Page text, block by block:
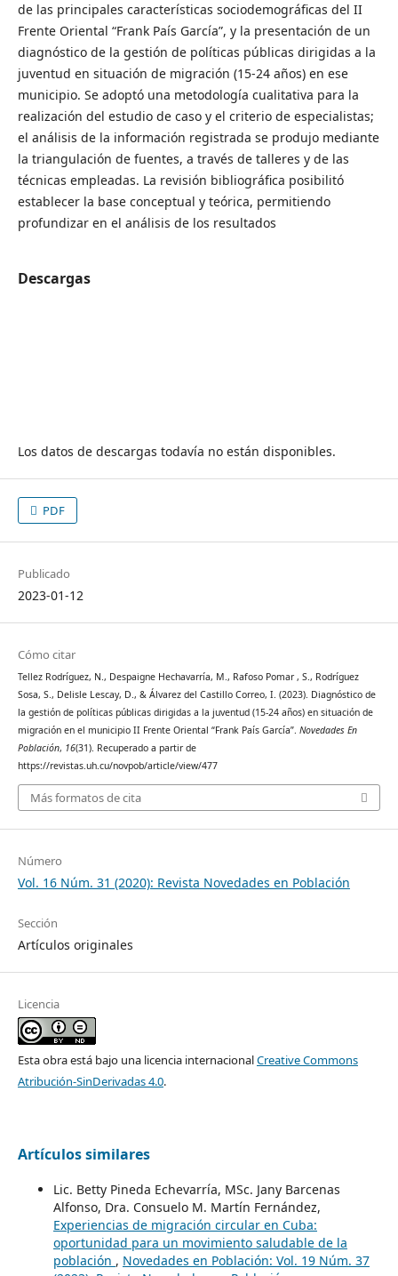
de las principales características sociodemográficas del II
Frente Oriental “Frank País García”, y la presentación de un
diagnóstico de la gestión de políticas públicas dirigidas a la
juventud en situación de migración (15-24 años) en ese
municipio. Se adoptó una metodología cualitativa para la
realización del estudio de caso y el criterio de especialistas;
el análisis de la información registrada se produjo mediante
la triangulación de fuentes, a través de talleres y de las
técnicas empleadas. La revisión bibliográfica posibilitó
establecer la base conceptual y teórica, permitiendo
profundizar en el análisis de los resultados
Descargas
Los datos de descargas todavía no están disponibles.
PDF
Publicado
2023-01-12
Cómo citar
Tellez Rodríguez, N., Despaigne Hechavarría, M., Rafoso Pomar , S., Rodríguez
Sosa, S., Delisle Lescay, D., & Álvarez del Castillo Correo, I. (2023). Diagnóstico de
la gestión de políticas públicas dirigidas a la juventud (15-24 años) en situación de
migración en el municipio II Frente Oriental “Frank País García”. Novedades En
Población, 16(31). Recuperado a partir de
https://revistas.uh.cu/novpob/article/view/477
Más formatos de cita
Número
Vol. 16 Núm. 31 (2020): Revista Novedades en Población
Sección
Artículos originales
Licencia
Esta obra está bajo una licencia internacionalCreative Commons
Atribución-SinDerivadas 4.0.
Artículos similares
Lic. Betty Pineda Echevarría, MSc. Jany Barcenas
Alfonso, Dra. Consuelo M. Martín Fernández,
Experiencias de migración circular en Cuba:
oportunidad para un movimiento saludable de la
población , Novedades en Población: Vol. 19 Núm. 37